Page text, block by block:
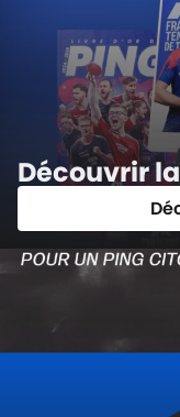
Découvrir